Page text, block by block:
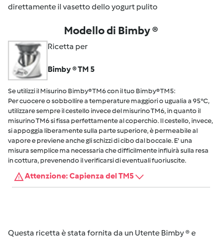
direttamente il vasetto dello yogurt pulito
Modello di Bimby ®
Ricetta per
Bimby ® TM 5
Se utilizzi il Misurino Bimby® TM6 con il tuo Bimby® TM5:
Per cuocere o sobbollire a temperature maggiori o ugualia a 95°C,
utilizzare sempre il cestello invece del misurino TM6, in quanto il
misurino TM6 si fissa perfettamente al coperchio. Il cestello, invece,
si appoggia liberamente sulla parte superiore, è permeabile al
vapore e previene anche gli schizzi di cibo dal boccale. E' una
misura semplice ma necessaria che difficilmente influirà sulla resa
in cottura, prevenendo il verificarsi di eventuali fuoriuscite.
Attenzione: Capienza del TM5
Questa ricetta è stata fornita da un Utente Bimby ® e